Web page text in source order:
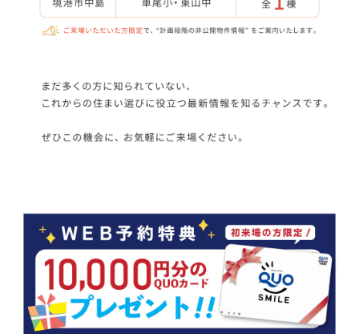
■問６.上記のうち、特に重視している上位３項目を番号で教え
てください。
２位：
■問７.マイホームご購入のきっかけとなった理由をお聞かせく
ださい（複数回答可）
住宅が狭い
家賃がもったいない